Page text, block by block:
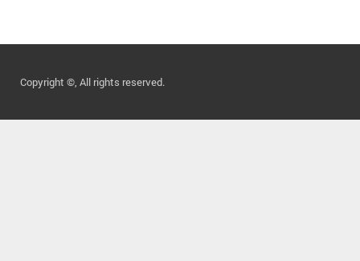
Copyright ©, All rights reserved.